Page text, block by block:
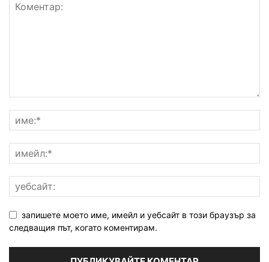
запишете моето име, имейл и уебсайт в този браузър за
следващия път, когато коментирам.